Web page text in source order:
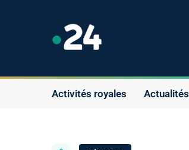
Activités royales Actualités